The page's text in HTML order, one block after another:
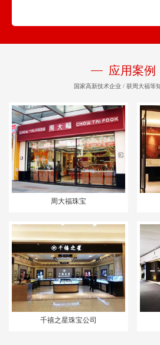
应用案例
国家高新技术企业 / 获周大福等
周大福珠宝
千禧之星珠宝公司